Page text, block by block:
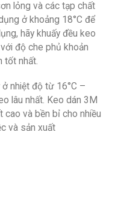
lỏng và các tạp chất
ở khoảng 18°C để
hãy khuấy đều keo
độ che phủ khoản
tốt nhất.
nhiệt độ từ 16°C –
lâu nhất. Keo dán 3M
cao và bền bỉ cho nhiều
và sản xuất